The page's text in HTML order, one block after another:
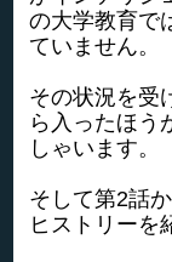
の大学教育で
ていません。
その状況を受
ら入ったほう
しゃいます。
そして第2話
ヒストリーを